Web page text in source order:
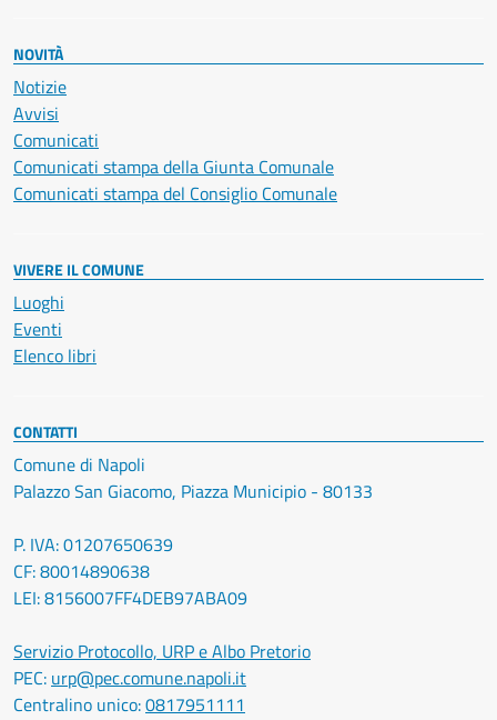
NOVITÀ
Notizie
Avvisi
Comunicati
Comunicati stampa della Giunta Comunale
Comunicati stampa del Consiglio Comunale
VIVERE IL COMUNE
Luoghi
Eventi
Elenco libri
CONTATTI
Comune di Napoli
Palazzo San Giacomo, Piazza Municipio - 80133
P. IVA: 01207650639
CF: 80014890638
LEI: 8156007FF4DEB97ABA09
Servizio Protocollo, URP e Albo Pretorio
PEC: urp@pec.comune.napoli.it
Centralino unico:0817951111